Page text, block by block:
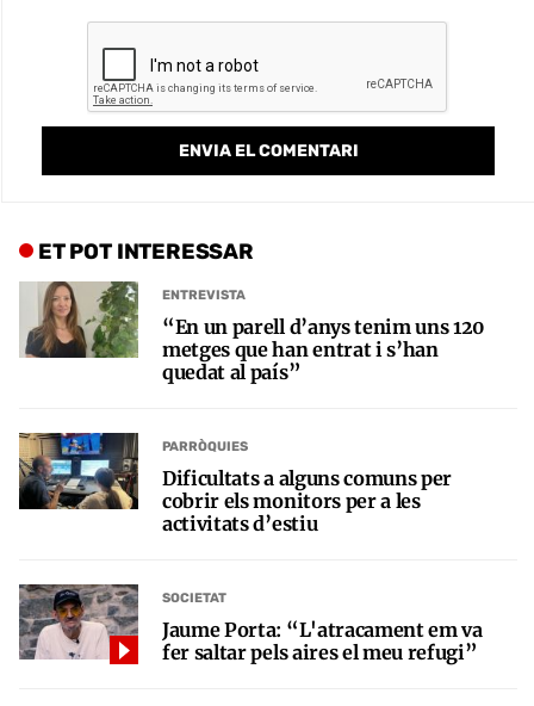
ET POT INTERESSAR
ENTREVISTA
“En un parell d’anys tenim uns 120
metges que han entrat i s’han
quedat al país”
PARRÒQUIES
Dificultats a alguns comuns per
cobrir els monitors per a les
activitats d’estiu
SOCIETAT
Jaume Porta: “L'atracament em va
fer saltar pels aires el meu refugi”